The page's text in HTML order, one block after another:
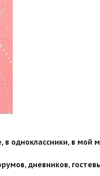
в одноклассники, в мой
дневников,